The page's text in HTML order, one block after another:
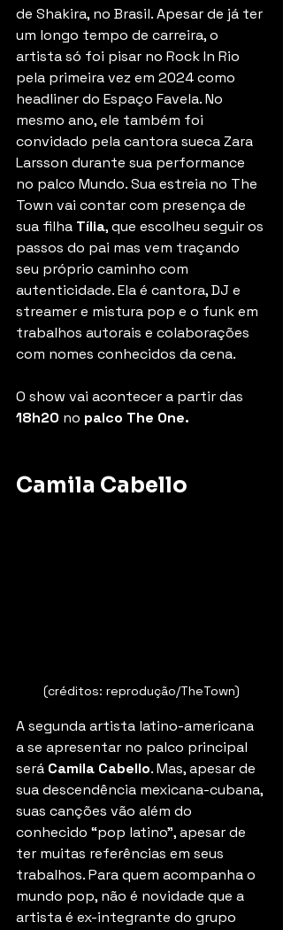
de Shakira, no Brasil. Apesar de já ter
um longo tempo de carreira, o
artista só foi pisar no Rock In Rio
pela primeira vez em 2024 como
headliner do Espaço Favela. No
mesmo ano, ele também foi
convidado pela cantora sueca Zara
Larsson durante sua performance
no palco Mundo. Sua estreia no The
Town vai contar com presença de
sua filha Tília, que escolheu seguir os
passos do pai mas vem traçando
seu próprio caminho com
autenticidade. Ela é cantora, DJ e
streamer e mistura pop e o funk em
trabalhos autorais e colaborações
com nomes conhecidos da cena.
O show vai acontecer a partir das
18h20 no palco The One.
Camila Cabello
(créditos: reprodução/TheTown)
A segunda artista latino-americana
a se apresentar no palco principal
será Camila Cabello. Mas, apesar de
sua descendência mexicana-cubana,
suas canções vão além do
conhecido “pop latino”, apesar de
ter muitas referências em seus
trabalhos. Para quem acompanha o
mundo pop, não é novidade que a
artista é ex-integrante do grupo